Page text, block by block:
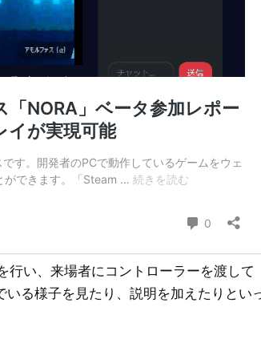
行い、来場者にコントローラーを渡して
る様子を見たり、説明を加えたりとい